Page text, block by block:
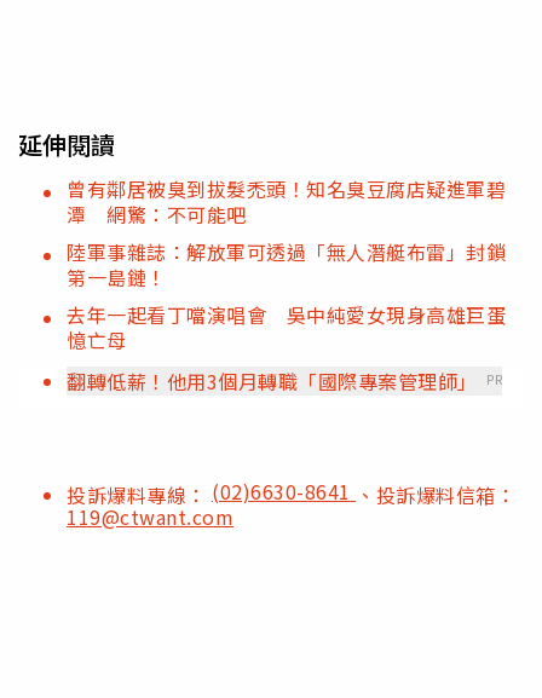
延伸閱讀
曾有鄰居被臭到拔髮禿頭！知名臭豆腐店疑進軍碧
潭 網驚：不可能吧
陸軍事雜誌：解放軍可透過「無人潛艇布雷」封鎖
第一島鏈！
去年一起看丁噹演唱會 吳中純愛女現身高雄巨蛋
憶亡母
翻轉低薪！他用3個月轉職「國際專案管理師」
PR
投訴爆料專線： (02)6630-8641 、投訴爆料信箱：
119@ctwant.com